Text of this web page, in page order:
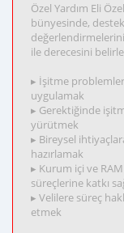
Özel Yardım Eli
bünyesinde,
ile derecesini
▸ İşitme
uygulamak
▸ Gerektiğinde
yürütmek
▸ Bireysel
hazırlamak
▸ Kurum içi ve
süreçlerine katkı
▸ Velilere süreç
etmek